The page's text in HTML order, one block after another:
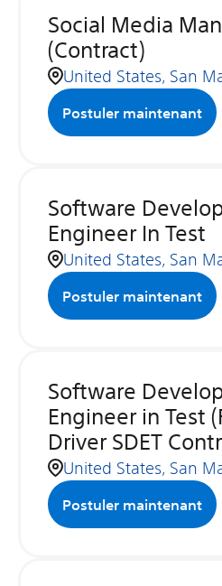
Social Media
(Contract)
United States, San
Postuler maintenant
Software
Engineer In Test
United States, San
Postuler maintenant
Software
Engineer in Test
Driver SDET
United States, San
Postuler maintenant